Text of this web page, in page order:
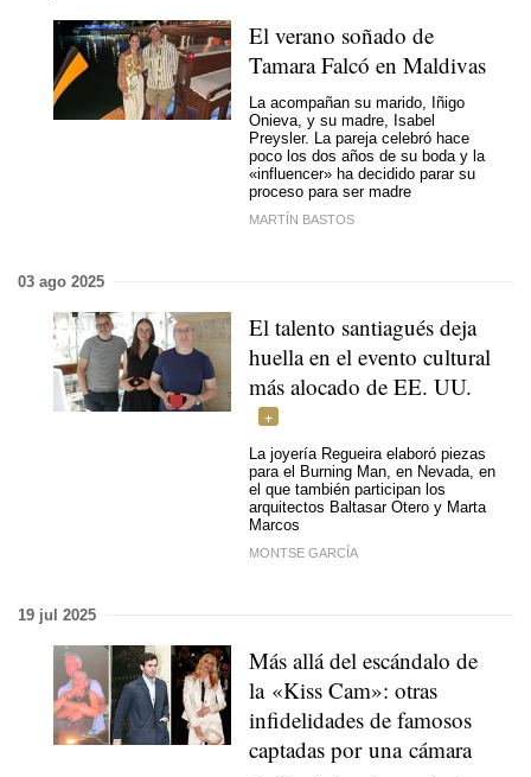
El verano soñado de
Tamara Falcó en Maldivas
La acompañan su marido, Iñigo
Onieva, y su madre, Isabel
Preysler. La pareja celebró hace
poco los dos años de su boday la
«influencer» ha decidido parar su
proceso para ser madre
MARTÍN BASTOS
03 ago 2025
El talento santiagués deja
huella en el evento cultural
más alocado de EE. UU.
La joyería Regueira elaboró piezas
para el Burning Man, en Nevada, en
el que también participan los
arquitectos Baltasar Otero y Marta
Marcos
MONTSE GARCÍA
19 jul 2025
Más allá del escándalo de
la «Kiss Cam»: otras
infidelidades de famosos
captadas por una cámara